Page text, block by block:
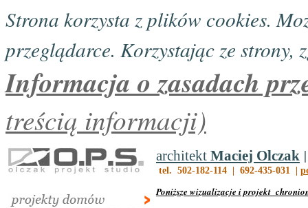
Strona korzysta z plików cookies.
przeglądarce. Korzystając ze strony,
Informacja o zasadach
treścią informacji)
architekt Maciej Olczak
tel. 502-182-114 | 692-435-031 |
Poniższe wizualizacje i projekt